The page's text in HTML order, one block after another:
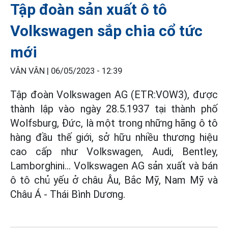
Tập đoàn sản xuất ô tô
Volkswagen sắp chia cổ tức
mới
VÂN VÂN | 06/05/2023 - 12:39
Tập đoàn Volkswagen AG (ETR:VOW3), được
thành lập vào ngày 28.5.1937 tại thành phố
Wolfsburg, Đức, là một trong những hãng ô tô
hàng đầu thế giới, sở hữu nhiều thương hiệu
cao cấp như Volkswagen, Audi, Bentley,
Lamborghini… Volkswagen AG sản xuất và bán
ô tô chủ yếu ở châu Âu, Bắc Mỹ, Nam Mỹ và
Châu Á - Thái Bình Dương.